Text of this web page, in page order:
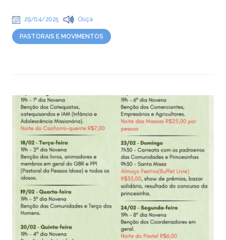
29/04/2025 Ouça
PASTORAIS E MOVIMENTOS